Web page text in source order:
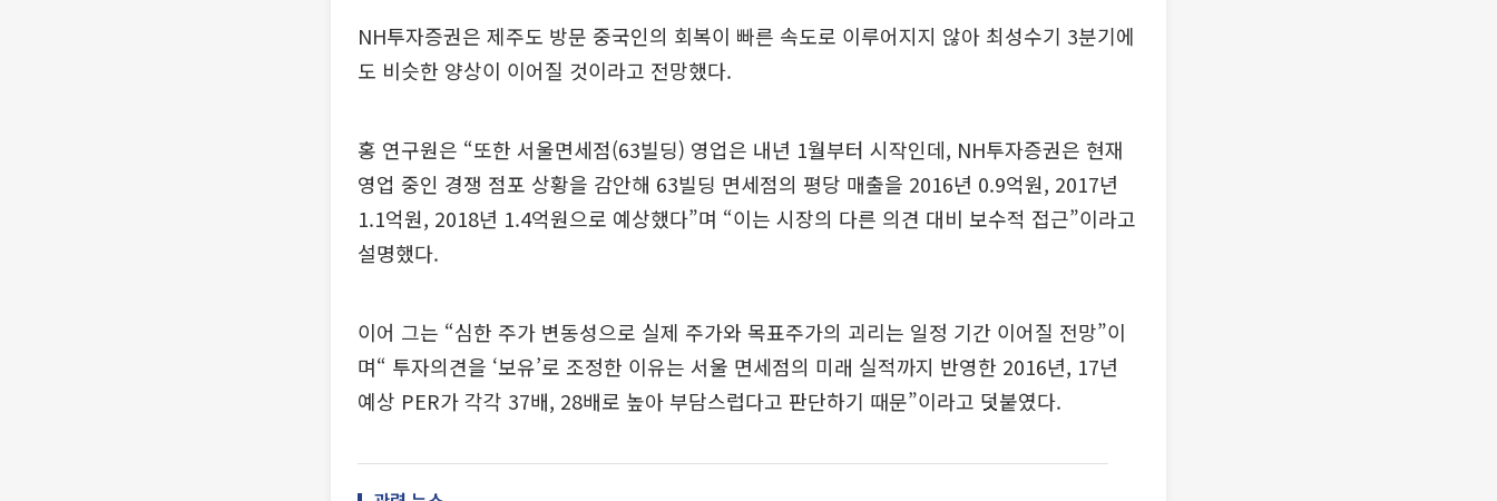
NH투자증권은 제주도 방문 중국인의 회복이 빠른 속도로 이루어지지 않아 최성수기 3분기에
도 비슷한 양상이 이어질 것이라고 전망했다.
홍 연구원은 “또한 서울면세점(63빌딩) 영업은 내년 1월부터 시작인데, NH투자증권은 현재
영업 중인 경쟁 점포 상황을 감안해 63빌딩 면세점의 평당 매출을 2016년 0.9억원, 2017년
1.1억원, 2018년 1.4억원으로 예상했다”며 “이는 시장의 다른 의견 대비 보수적 접근”이라고
설명했다.
이어 그는 “심한 주가 변동성으로 실제 주가와 목표주가의 괴리는 일정 기간 이어질 전망”이
며“ 투자의견을 ‘보유’로 조정한 이유는 서울 면세점의 미래 실적까지 반영한 2016년, 17년
예상 PER가 각각 37배, 28배로 높아 부담스럽다고 판단하기 때문”이라고 덧붙였다.